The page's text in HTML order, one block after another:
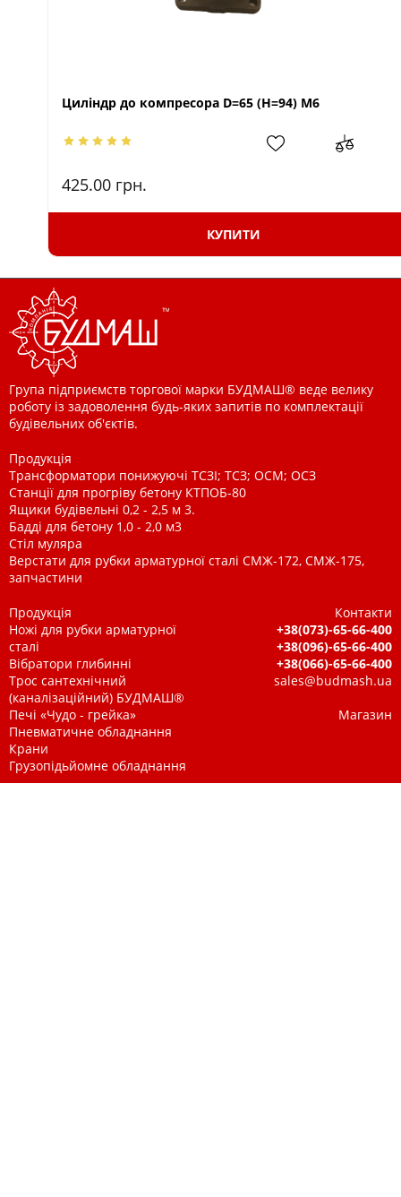
Циліндр до компресора D=65 (H=94) M6
425.00 грн.
КУПИТИ
Група підприємств торгової марки БУДМАШ® веде велику
роботу із задоволення будь-яких запитів по комплектації
будівельних об'єктів.
Продукція
Трансформатори понижуючі ТСЗІ; ТСЗ; ОСМ; ОСЗ
Станції для прогріву бетону КТПОБ-80
Ящики будівельні 0,2 - 2,5 м 3.
Бадді для бетону 1,0 - 2,0 м3
Стіл муляра
Верстати для рубки арматурної сталі СМЖ-172, СМЖ-175,
запчастини
Продукція
Ножі для рубки арматурної
сталі
Вібратори глибинні
Трос сантехнічний
(каналізаційний) БУДМАШ®
Печі «Чудо - грейка»
Пневматичне обладнання
Крани
Грузопідьйомне обладнання
Контакти
+38(073)-65-66-400
+38(096)-65-66-400
+38(066)-65-66-400
sales@budmash.ua
Магазин